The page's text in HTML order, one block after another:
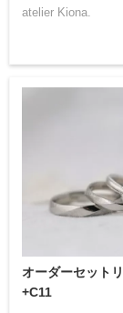
atelier Kiona.
オーダーセット
+C11